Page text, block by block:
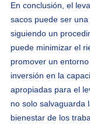
En conclusión, el
sacos puede ser
siguiendo un
puede minimizar el
promover un
inversión en la
apropiadas para el
no solo salvaguarda
bienestar de los